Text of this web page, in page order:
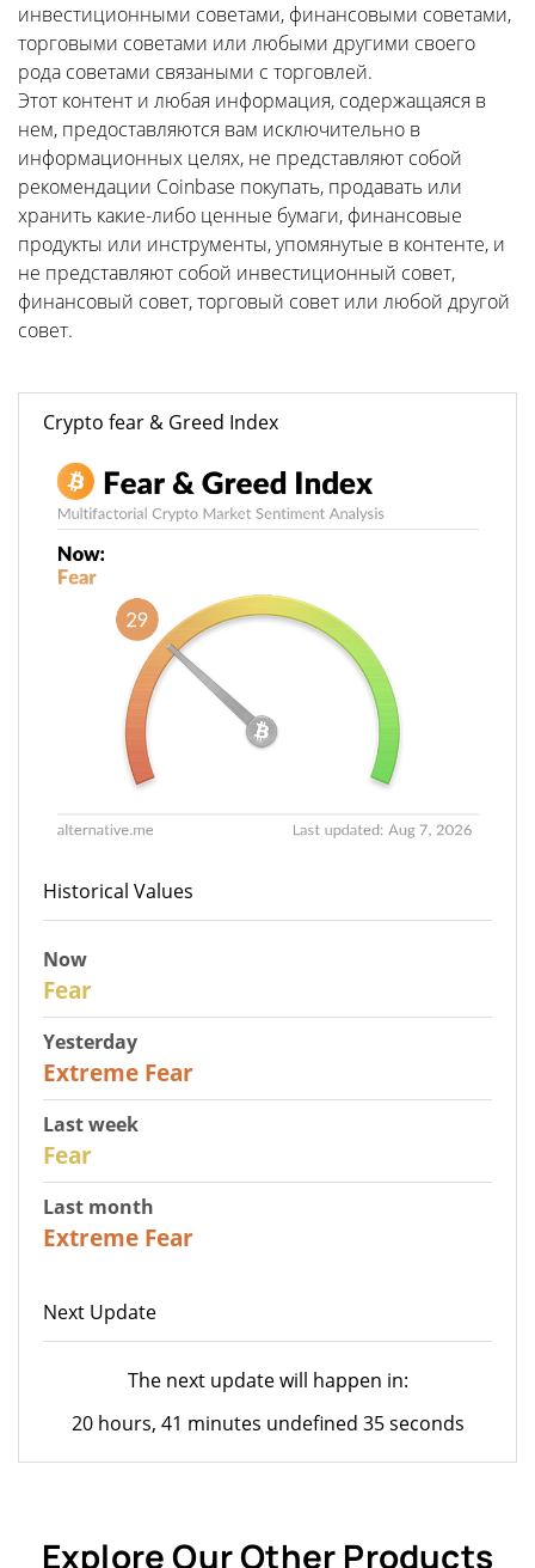
инвестиционными советами, финансовыми советами,
торговыми советами или любыми другими своего
рода советами связаными с торговлей.
Этот контент и любая информация, содержащаяся в
нем, предоставляются вам исключительно в
информационных целях, не представляют собой
рекомендации Coinbase покупать, продавать или
хранить какие-либо ценные бумаги, финансовые
продукты или инструменты, упомянутые в контенте, и
не представляют собой инвестиционный совет,
финансовый совет, торговый совет или любой другой
совет.
Crypto fear & Greed Index
Historical Values
Now
Fear
Yesterday
Extreme Fear
Last week
Fear
Last month
Extreme Fear
Next Update
The next update will happen in:
20 hours, 41 minutes undefined 35 seconds
Explore Our Other Products